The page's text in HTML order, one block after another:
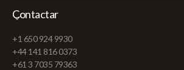
Contactar
+1 650 924 9930
+44 141 816 0373
+61 3 7035 79363